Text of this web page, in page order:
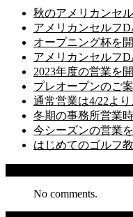
秋のアメリカンセ
アメリカンセルフ
オープニング杯を
アメリカンセルフ
2023年度の営業を
プレオープンのご
通常営業は4/22より
冬期の事務所営業
今シーズンの営業
はじめてのゴルフ
No comments.